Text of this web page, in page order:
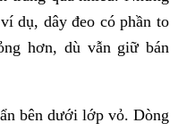
dụ, dây đeo có phần to
hơn, dù vẫn giữ bán
bên dưới lớp vỏ. Dòng